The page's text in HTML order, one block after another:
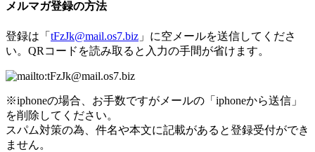
メルマガ登録の方法
登録は「 tFzJk@mail.os7.biz 」に空メールを送信してくださ
い。QRコードを読み取ると入力の手間が省けます。
※iphoneの場合、お手数ですがメールの「iphoneから送信」
を削除してください。
スパム対策の為、件名や本文に記載があると登録受付ができ
ません。